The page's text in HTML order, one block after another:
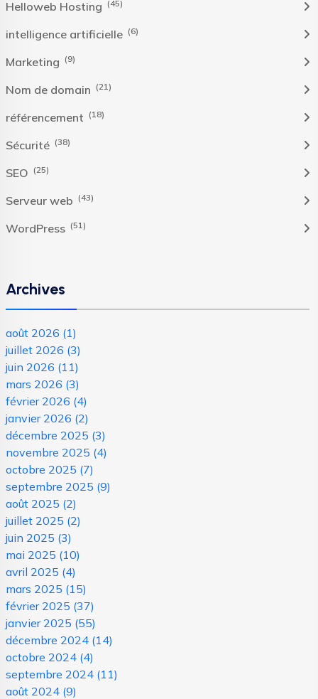
Helloweb Hosting (45)
intelligence artificielle (6)
Marketing (9)
Nom de domain (21)
référencement (18)
Sécurité (38)
SEO (25)
Serveur web (43)
WordPress (51)
Archives
août 2026 (1)
juillet 2026 (3)
juin 2026 (11)
mars 2026 (3)
février 2026 (4)
janvier 2026 (2)
décembre 2025 (3)
novembre 2025 (4)
octobre 2025 (7)
septembre 2025 (9)
août 2025 (2)
juillet 2025 (2)
juin 2025 (3)
mai 2025 (10)
avril 2025 (4)
mars 2025 (15)
février 2025 (37)
janvier 2025 (55)
décembre 2024 (14)
octobre 2024 (4)
septembre 2024 (11)
août 2024 (9)